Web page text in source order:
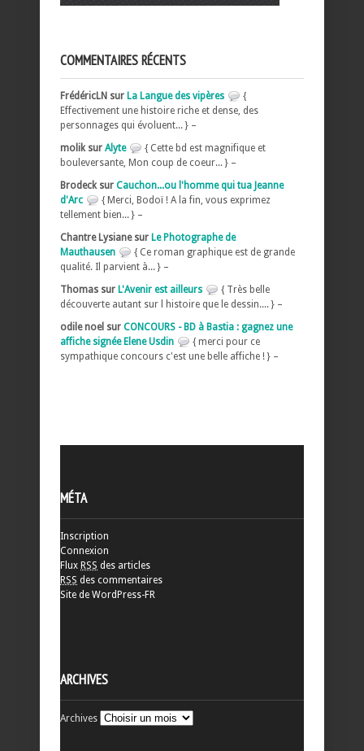
COMMENTAIRES RÉCENTS
FrédéricLN sur La Langue des vipères
{
Effectivement une histoire riche et dense, des
personnages qui évoluent... } –
molik sur Alyte
{ Cette bd est magnifique et
bouleversante, Mon coup de coeur... } –
Brodeck sur Cauchon...ou l'homme qui tua Jeanne
d'Arc
{ Merci, Bodoï ! A la fin, vous exprimez
tellement bien... } –
Chantre Lysiane sur Le Photographe de
Mauthausen
{ Ce roman graphique est de grande
qualité. Il parvient à... } –
Thomas sur L'Avenir est ailleurs
{ Très belle
découverte autant sur l histoire que le dessin.... } –
odile noel sur CONCOURS - BD à Bastia : gagnez une
affiche signée Elene Usdin
{ merci pour ce
sympathique concours c'est une belle affiche ! } –
MÉTA
Inscription
Connexion
Flux RSS des articles
RSS des commentaires
Site de WordPress-FR
ARCHIVES
Archives